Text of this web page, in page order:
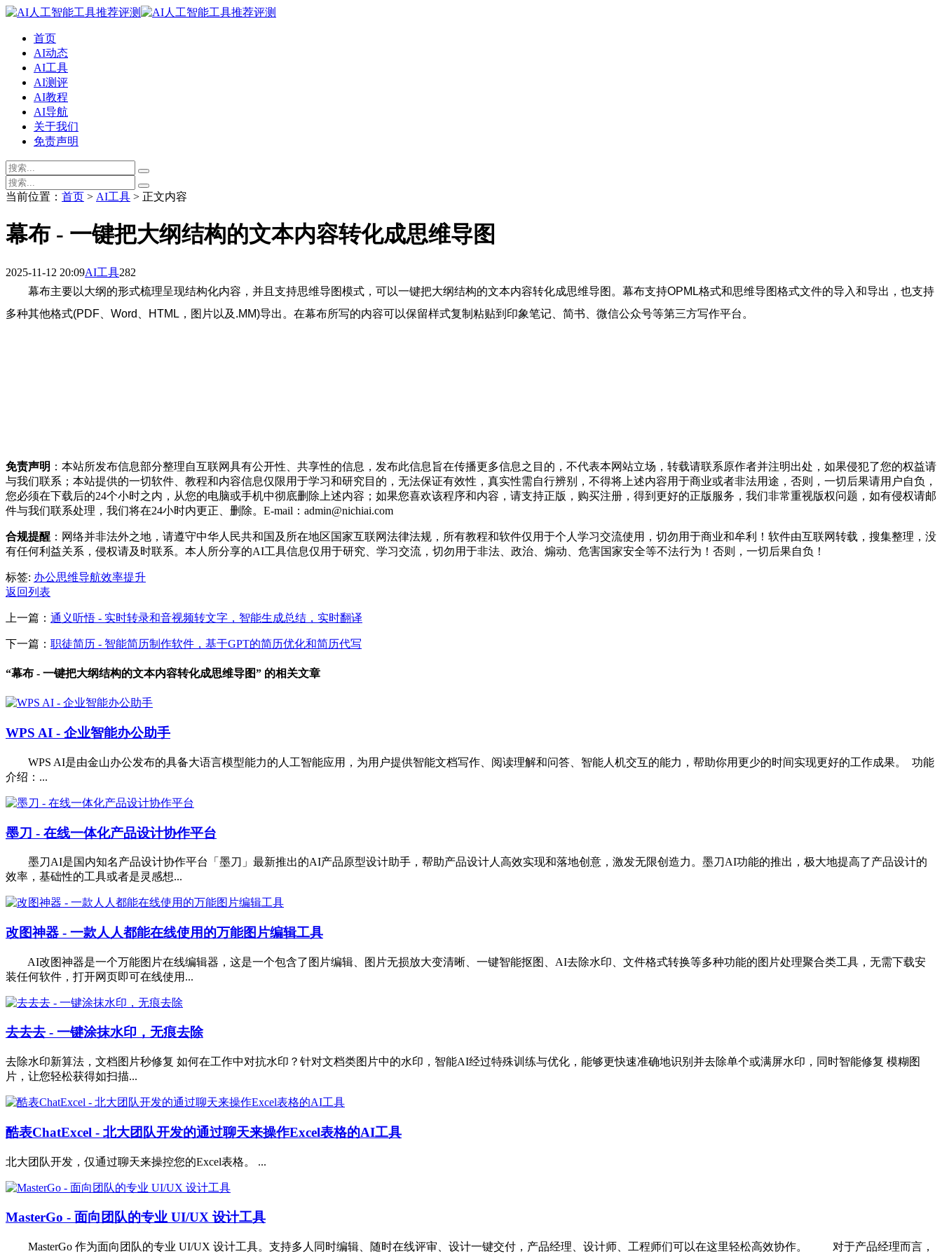
首页
AI动态
AI工具
AI测评
AI教程
AI导航
关于我们
免责声明
当前位置： 首页 > AI工具 > 正文内容
幕布 - 一键把大纲结构的文本内容转化成思维导图
2025-11-12 20:09AI工具282
幕布主要以大纲的形式梳理呈现结构化内容，并且支持思维导图模式，可以一键把大纲结构的文本内容转化成思维导图。幕布支持OPML格式和思维导图格式文件的导入和导出，也支持
多种其他格式(PDF、Word、HTML，图片以及.MM)导出。在幕布所写的内容可以保留样式复制粘贴到印象笔记、简书、微信公众号等第三方写作平台。
免责声明 ：本站所发布信息部分整理自互联网具有公开性、共享性的信息，发布此信息旨在传播更多信息之目的，不代表本网站立场，转载请联系原作者并注明出处，如果侵犯了您的权益请
与我们联系；本站提供的一切软件、教程和内容信息仅限用于学习和研究目的，无法保证有效性，真实性需自行辨别，不得将上述内容用于商业或者非法用途，否则，一切后果请用户自负，
您必须在下载后的24个小时之内，从您的电脑或手机中彻底删除上述内容；如果您喜欢该程序和内容，请支持正版，购买注册，得到更好的正版服务，我们非常重视版权问题，如有侵权请邮
件与我们联系处理，我们将在24小时内更正、删除。E-mail：admin@nichiai.com
合规提醒 ：网络并非法外之地，请遵守中华人民共和国及所在地区国家互联网法律法规，所有教程和软件仅用于个人学习交流使用，切勿用于商业和牟利！软件由互联网转载，搜集整理，没
有任何利益关系，侵权请及时联系。本人所分享的AI工具信息仅用于研究、学习交流，切勿用于非法、政治、煽动、危害国家安全等不法行为！否则，一切后果自负！
标签: 办公思维导航效率提升
返回列表
上一篇： 通义听悟 - 实时转录和音视频转文字，智能生成总结，实时翻译
下一篇： 职徒简历 - 智能简历制作软件，基于GPT的简历优化和简历代写
“幕布 - 一键把大纲结构的文本内容转化成思维导图” 的相关文章
WPS AI - 企业智能办公助手
WPS AI是由金山办公发布的具备大语言模型能力的人工智能应用，为用户提供智能文档写作、阅读理解和问答、智能人机交互的能力，帮助你用更少的时间实现更好的工作成果。 功能
介绍：...
墨刀 - 在线一体化产品设计协作平台
墨刀AI是国内知名产品设计协作平台「墨刀」最新推出的AI产品原型设计助手，帮助产品设计人高效实现和落地创意，激发无限创造力。墨刀AI功能的推出，极大地提高了产品设计的
效率，基础性的工具或者是灵感想...
改图神器 - 一款人人都能在线使用的万能图片编辑工具
AI改图神器是一个万能图片在线编辑器，这是一个包含了图片编辑、图片无损放大变清晰、一键智能抠图、AI去除水印、文件格式转换等多种功能的图片处理聚合类工具，无需下载安
装任何软件，打开网页即可在线使用...
去去去 - 一键涂抹水印，无痕去除
去除水印新算法，文档图片秒修复 如何在工作中对抗水印？针对文档类图片中的水印，智能AI经过特殊训练与优化，能够更快速准确地识别并去除单个或满屏水印，同时智能修复 模糊图
片，让您轻松获得如扫描...
酷表ChatExcel - 北大团队开发的通过聊天来操作Excel表格的AI工具
北大团队开发，仅通过聊天来操控您的Excel表格。 ...
MasterGo - 面向团队的专业 UI/UX 设计工具
MasterGo 作为面向团队的专业 UI/UX 设计工具。支持多人同时编辑、随时在线评审、设计一键交付，产品经理、设计师、工程师们可以在这里轻松高效协作。 对于产品经理而言，